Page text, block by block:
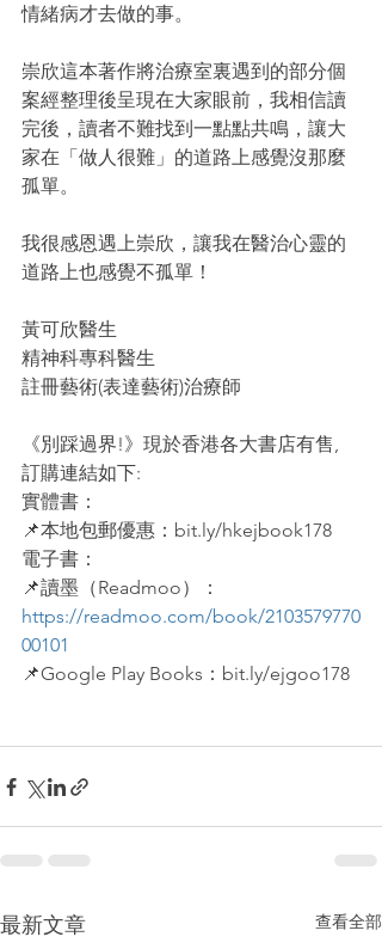
情緒病才去做的事。
崇欣這本著作將治療室裏遇到的部分個
案經整理後呈現在大家眼前，我相信讀
完後，讀者不難找到一點點共鳴，讓大
家在「做人很難」的道路上感覺沒那麼
孤單。
我很感恩遇上崇欣，讓我在醫治心靈的
道路上也感覺不孤單！
黃可欣醫生
精神科專科醫生
註冊藝術(表達藝術)治療師
《別踩過界!》現於香港各大書店有售,
訂購連結如下:
實體書：
📌本地包郵優惠：bit.ly/hkejbook178
電子書：
📌讀墨（Readmoo）：
https://readmoo.com/book/2103579770
00101
📌Google Play Books：bit.ly/ejgoo178
最新文章 查看全部